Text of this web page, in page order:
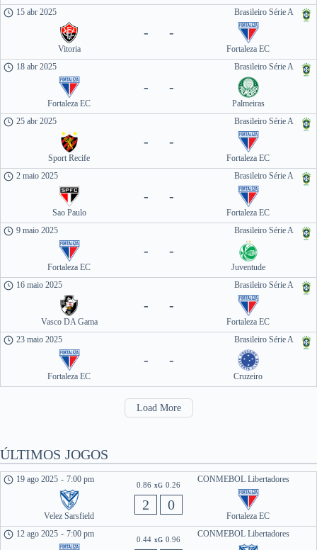
Brasileiro Série A
15 abr 2025
Vitoria
- -
Fortaleza EC
Brasileiro Série A
18 abr 2025
Fortaleza EC
- -
Palmeiras
Brasileiro Série A
25 abr 2025
Sport Recife
- -
Fortaleza EC
Brasileiro Série A
2 maio 2025
Sao Paulo
- -
Fortaleza EC
Brasileiro Série A
9 maio 2025
Fortaleza EC
- -
Juventude
Brasileiro Série A
16 maio 2025
Vasco DA Gama
- -
Fortaleza EC
Brasileiro Série A
23 maio 2025
Fortaleza EC
- -
Cruzeiro
Load More
ÚLTIMOS JOGOS
CONMEBOL Libertadores
19 ago 2025 - 7:00 pm
Velez Sarsfield
0.86 xG 0.26
2 0
Fortaleza EC
CONMEBOL Libertadores
12 ago 2025 - 7:00 pm
0.44 xG 0.96